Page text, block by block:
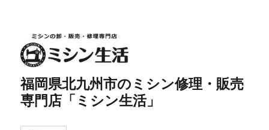
福岡県北九州市のミシン修理・販売
専門店「ミシン生活」